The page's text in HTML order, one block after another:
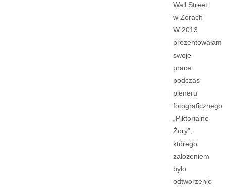
Wall Street
w Żorach
W 2013
prezentowałam
swoje
prace
podczas
pleneru
fotograficznego
„Piktorialne
Żory”,
którego
założeniem
było
odtworzenie